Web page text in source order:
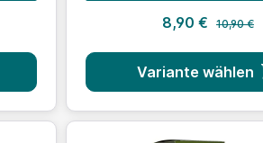
8,90 € 10,90 €
Variante wählen